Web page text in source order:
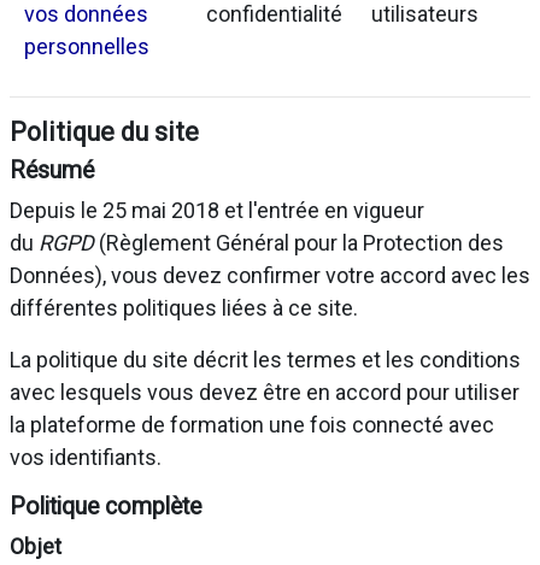
vos données
personnelles
confidentialité
utilisateurs
Politique du site
Résumé
Depuis le 25 mai 2018 et l'entrée en vigueur
du RGPD(Règlement Général pour la Protection des
Données), vous devez confirmer votre accord avec les
différentes politiques liées à ce site.
La politique du site décrit les termes et les conditions
avec lesquels vous devez être en accord pour utiliser
la plateforme de formation une fois connecté avec
vos identifiants.
Politique complète
Objet